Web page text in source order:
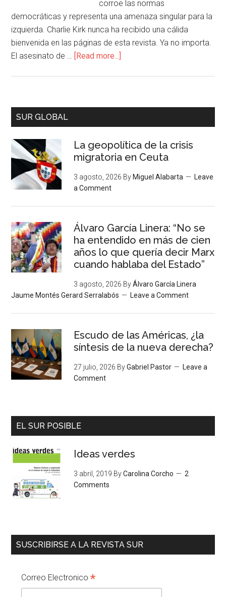
corroe las normas
democráticas y representa una amenaza singular para la
izquierda. Charlie Kirk nunca ha recibido una cálida
bienvenida en las páginas de esta revista. Ya no importa.
El asesinato de … [Read more...]
SUR GLOBAL
La geopolítica de la crisis
migratoria en Ceuta
3 agosto, 2026 By Miguel Alabarta
Leave
a Comment
Álvaro García Linera: “No se
ha entendido en más de cien
años lo que quería decir Marx
cuando hablaba del Estado”
3 agosto, 2026 ByÁlvaro García Linera
Jaume Montés Gerard Serralabós
Leave a Comment
Escudo de las Américas, ¿la
síntesis de la nueva derecha?
27 julio, 2026 ByGabriel Pastor
Leave a
Comment
EL SUR POSIBLE
Ideas verdes
3 abril, 2019 ByCarolina Corcho
2
Comments
SUSCRIBIRSE A LA REVISTA SUR
Correo Electronico*